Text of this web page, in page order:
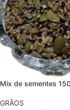
Mix de sementes
GRÃOS